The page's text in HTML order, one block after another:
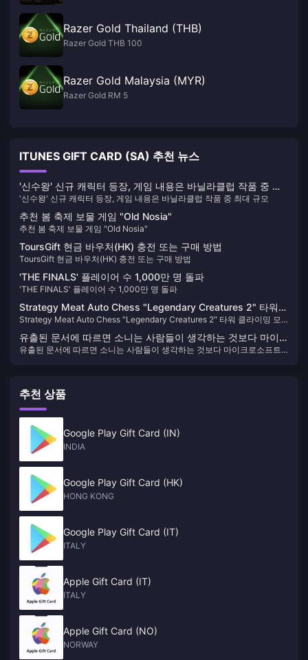
Razer Gold Thailand (THB)
Razer Gold THB 100
Razer Gold Malaysia (MYR)
Razer Gold RM 5
ITUNES GIFT CARD (SA) 추천 뉴스
'신수왕' 신규 캐릭터 등장, 게임 내용은 바닐라클럽 작품 중 최
대 규모
'신수왕' 신규 캐릭터 등장, 게임 내용은 바닐라클럽 작품 중 최대 규모
추천 봄 축제 보물 게임 "Old Nosia"
추천 봄 축제 보물 게임 "Old Nosia"
ToursGift 현금 바우처(HK) 충전 또는 구매 방법
ToursGift 현금 바우처(HK) 충전 또는 구매 방법
'THE FINALS' 플레이어 수 1,000만 명 돌파
'THE FINALS' 플레이어 수 1,000만 명 돌파
Strategy Meat Auto Chess "Legendary Creatures 2" 타워
클라이밍 모드가 온라인에 있으며 역사적 저가 프로모션이
25% 할인됩니다.
Strategy Meat Auto Chess "Legendary Creatures 2" 타워 클라이밍 모
유출된 문서에 따르면 소니는 사람들이 생각하는 것보다 마이크
로소프트의 액티비전 블리자드 인수에 더 우려하고 있을 수 있
유출된 문서에 따르면 소니는 사람들이 생각하는 것보다 마이크로소프트
추천 상품
Google Play Gift Card (IN)
INDIA
Google Play Gift Card (HK)
HONG KONG
Google Play Gift Card (IT)
ITALY
Apple Gift Card (IT)
ITALY
Apple Gift Card (NO)
NORWAY